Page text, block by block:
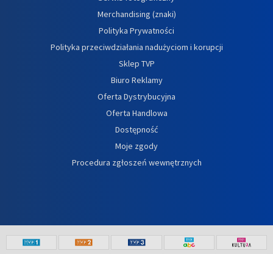
Merchandising (znaki)
Polityka Prywatności
Polityka przeciwdziałania nadużyciom i korupcji
Sklep TVP
Biuro Reklamy
Oferta Dystrybucyjna
Oferta Handlowa
Dostępność
Moje zgody
Procedura zgłoszeń wewnętrznych